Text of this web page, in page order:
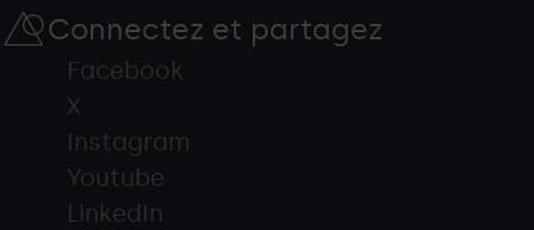
Connectez et partagez
Facebook
X
Instagram
Youtube
LinkedIn